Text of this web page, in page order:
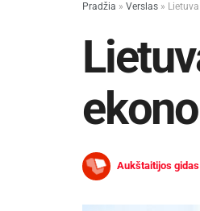
Pradžia » Verslas »
Aukštaitijos gidas